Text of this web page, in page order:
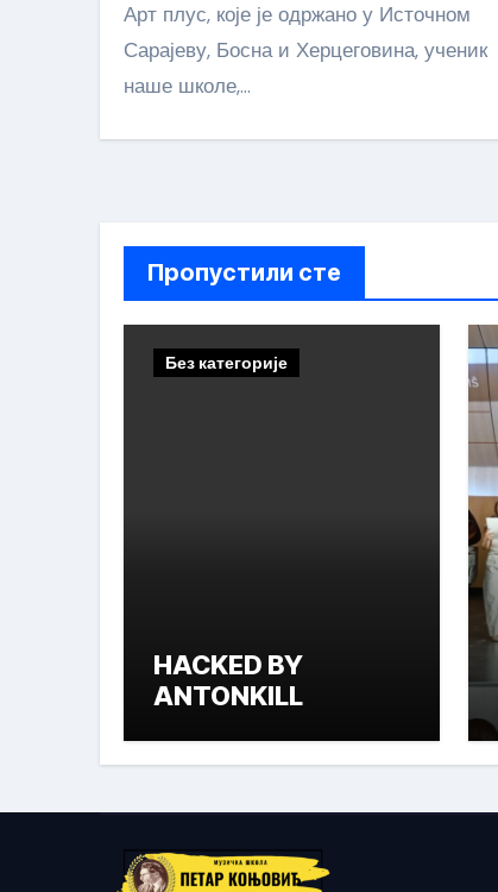
Арт плус, које је одржано у Источном
Сарајеву, Босна и Херцеговина, ученик
наше школе,…
Пропустили сте
Без категорије
HACKED BY
ANTONKILL